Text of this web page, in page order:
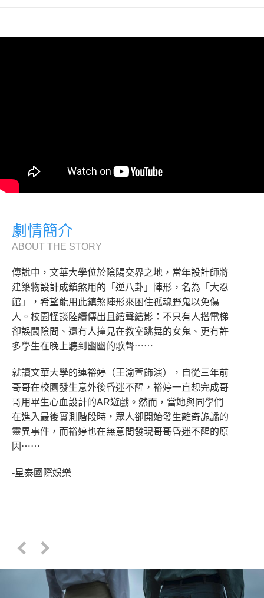
劇情簡介
ABOUT THE STORY
傳說中，文華大學位於陰陽交界之地，當年設計師將
建築物設計成鎮煞用的「逆八卦」陣形，名為「大忍
館」，希望能用此鎮煞陣形來困住孤魂野鬼以免傷
人。校園怪談陸續傳出且繪聲繪影：不只有人搭電梯
卻誤闖陰間、還有人撞見在教室跳舞的女鬼、更有許
多學生在晚上聽到幽幽的歌聲⋯⋯
就讀文華大學的連裕婷（王渝萱飾演），自從三年前
哥哥在校園發生意外後昏迷不醒，裕婷一直想完成哥
哥用畢生心血設計的AR遊戲。然而，當她與同學們
在進入最後實測階段時，眾人卻開始發生離奇詭譎的
靈異事件，而裕婷也在無意間發現哥哥昏迷不醒的原
因⋯⋯
-星泰國際娛樂